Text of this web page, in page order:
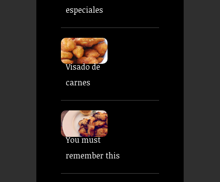
especiales
Visado de
carnes
You must
remember this